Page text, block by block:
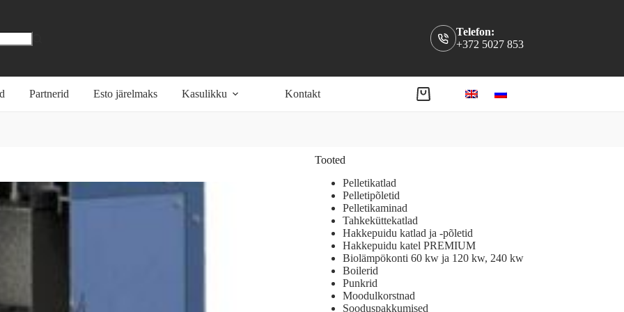
Telefon:
+372 5027 853
Partnerid Esto järelmaks Kasulikku Kontakt
Shopping
Tooted
Pelletikatlad
Pelletipõletid
Pelletikaminad
Tahkeküttekatlad
Hakkepuidu katlad ja -põletid
Hakkepuidu katel PREMIUM
Biolämpökonti 60 kw ja 120 kw, 240 kw
Boilerid
Punkrid
Moodulkorstnad
Sooduspakkumised